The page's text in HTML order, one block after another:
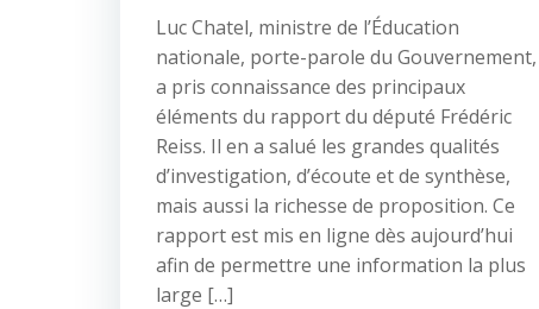
Luc Chatel, ministre de l’Éducation
nationale, porte-parole du Gouvernement,
a pris connaissance des principaux
éléments du rapport du député Frédéric
Reiss. Il en a salué les grandes qualités
d’investigation, d’écoute et de synthèse,
mais aussi la richesse de proposition. Ce
rapport est mis en ligne dès aujourd’hui
afin de permettre une information la plus
large […]